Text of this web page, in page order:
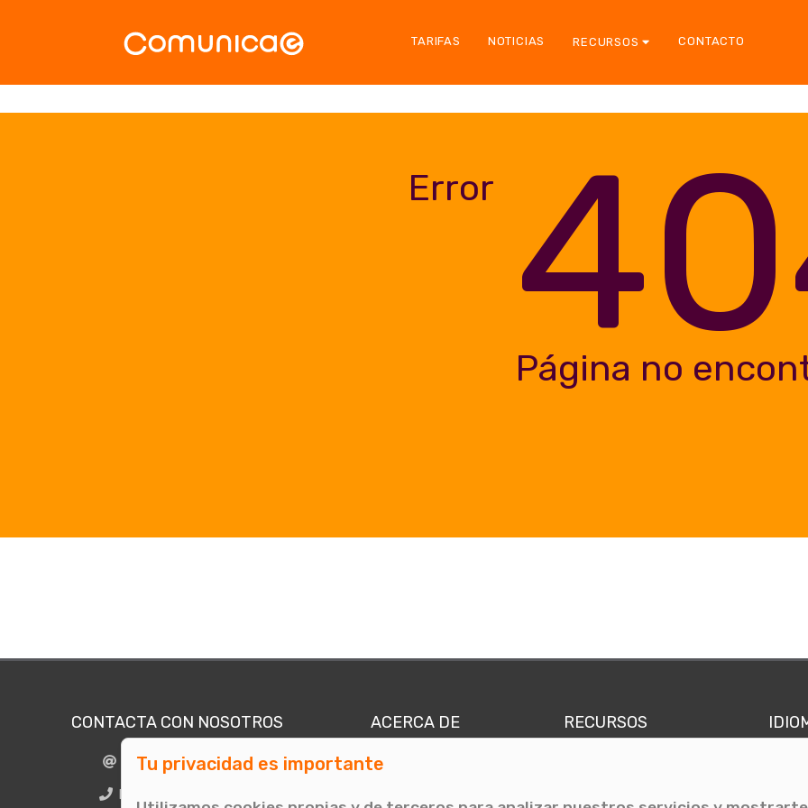
TARIFAS NOTICIAS RECURSOS CONTACTO
Error
Página no
CONTACTA CON NOSOTROS
info@comunicae.com
BCN + 34 931 702 774
ACERCA DE
Quiénes somos
RECURSOS
Tu privacidad es importante